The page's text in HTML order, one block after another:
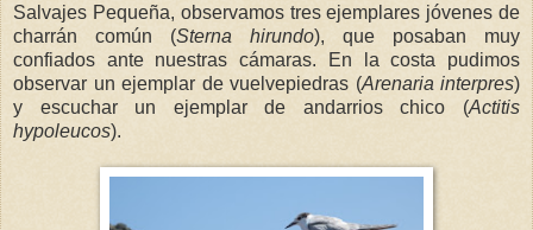
Salvajes Pequeña, observamos tres ejemplares jóvenes de
charrán común (Sterna hirundo), que posaban muy
confiados ante nuestras cámaras. En la costa pudimos
observar un ejemplar de vuelvepiedras (Arenaria interpres)
y escuchar un ejemplar de andarrios chico (Actitis
hypoleucos).